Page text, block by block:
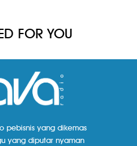
FOR YOU
pebisnis yang dikemas
yang diputar nyaman